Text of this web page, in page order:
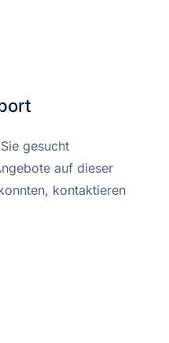
gesucht
auf dieser
kontaktieren